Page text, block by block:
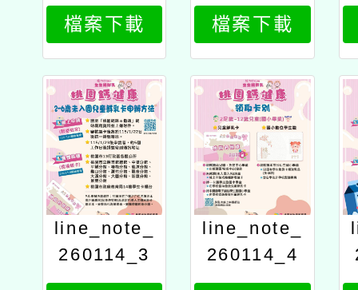
檔案下載 檔案下載
line_note_
260114_3
line_note_
260114_4